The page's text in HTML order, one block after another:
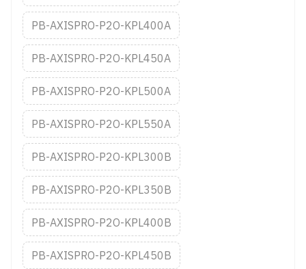
PB-AXISPRO-P2O-KPL400A
PB-AXISPRO-P2O-KPL450A
PB-AXISPRO-P2O-KPL500A
PB-AXISPRO-P2O-KPL550A
PB-AXISPRO-P2O-KPL300B
PB-AXISPRO-P2O-KPL350B
PB-AXISPRO-P2O-KPL400B
PB-AXISPRO-P2O-KPL450B